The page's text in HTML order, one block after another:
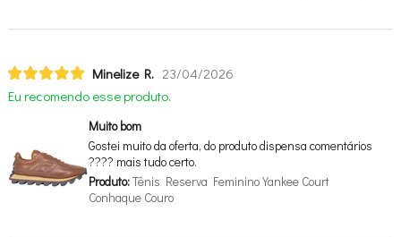
Minelize R. 23/04/2026
Eu recomendo esse produto.
Muito bom
Gostei muito da oferta, do produto dispensa comentários
???? mais tudo certo.
Produto:Tênis Reserva Feminino Yankee Court
Conhaque Couro